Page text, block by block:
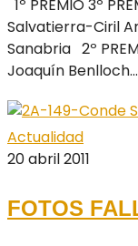
1º PREMIO 3º
Salvatierra-Ciril
Sanabria 2º
Joaquín Benlloch...
Actualidad
20 abril 2011
FOTOS